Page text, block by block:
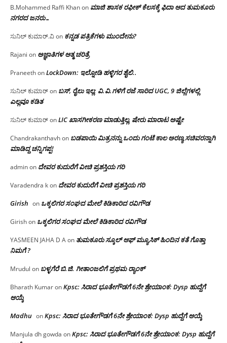
B.Mohammed Raffi Khanon ಮಾಜಿ ಶಾಸಕ ರಫೀಕ್ ಕೆಲಸಕ್ಕೆ ಫಿದಾ ಆದ ತುಮಕೂರು
ನಗರದ ಜನರು…
ಸುನಿಲ್ ಕುಮಾರ್.ವಿon ಕನ್ನಡ ಪತ್ರಿಕೆಗಳು ಮುಂದೇನು?
Rajani on ಅಜ್ಞಾತಿಗಳ ಆತ್ಮ ಚರಿತ್ರೆ
PraneethonLockDown: ಇಲ್ನೋಡಿ ಹಳ್ಳಿಗರ ಶೈಲಿ..
ಸುನಿಲ್ ಕುಮಾರ್on ಬಸ್, ರೈಲು ಇಲ್ಲ; ವಿ.ವಿ.ಗಳಿಗೆ ರಜೆ ಸಾರಿದ UGC, 9 ಜಿಲ್ಲೆಗಳಲ್ಲಿ
ಎಲ್ಲವೂ ಕಡಿತ
ಸುನಿಲ್ ಕುಮಾರ್onLIC ಖಾಸಗೀಕರಣ ಮಾಡುತ್ತಿಲ್ಲ, ಷೇರು ಮಾರಾಟ ಅಷ್ಟೇ
Chandrakanthavhon ಬಡಪಾಯಿ ಮಿತ್ರನನ್ನು ಒಂದು ಗಂಟೆ ಕಾಲ ಅರಣ್ಯ ಸಚಿವರನ್ನಾಗಿ
ಮಾಡಿದ್ದ ಚನ್ನಿಗಪ್ಪ!
adminon ದೇವರ ಕುದುರೆಗೆ ವೀಚಿ ಪ್ರಶಸ್ತಿಯ ಗರಿ
Varadendra kon ದೇವರ ಕುದುರೆಗೆ ವೀಚಿ ಪ್ರಶಸ್ತಿಯ ಗರಿ
Girish on ಒಕ್ಕಲಿಗರ ಸಂಘದ ಮೇಲೆ ಕಿಡಿಕಾರಿದ ರವಿಗೌಡ
Girishon ಒಕ್ಕಲಿಗರ ಸಂಘದ ಮೇಲೆ ಕಿಡಿಕಾರಿದ ರವಿಗೌಡ
YASMEEN JAHA D Aon ತುಮಕೂರು ಸ್ಕೂಲ್ ಆಫ್ ಮ್ಯೂಸಿಕ್ ಹಿಂದಿನ ಕತೆ ಗೊತ್ತಾ
ನಿಮಗೆ ?
Mrudul on ಬಳ್ಳಗೆರೆ ಬಿ.ಜಿ. ಗೀತಾಂಜಲಿಗೆ ಪ್ರಥಮ ರ‌್ಯಾಂಕ್
Bharath KumaronKpsc: ಸಿರಾದ ಭೂತೇಗೌಡಗೆ 6ನೇ ಶ್ರೇಯಾಂಕ: Dysp ಹುದ್ದೆಗೆ
ಆಯ್ಕೆ
Madhu onKpsc: ಸಿರಾದ ಭೂತೇಗೌಡಗೆ 6ನೇ ಶ್ರೇಯಾಂಕ: Dysp ಹುದ್ದೆಗೆ ಆಯ್ಕೆ
Manjula dh gowda onKpsc: ಸಿರಾದ ಭೂತೇಗೌಡಗೆ 6ನೇ ಶ್ರೇಯಾಂಕ: Dysp ಹುದ್ದೆಗೆ